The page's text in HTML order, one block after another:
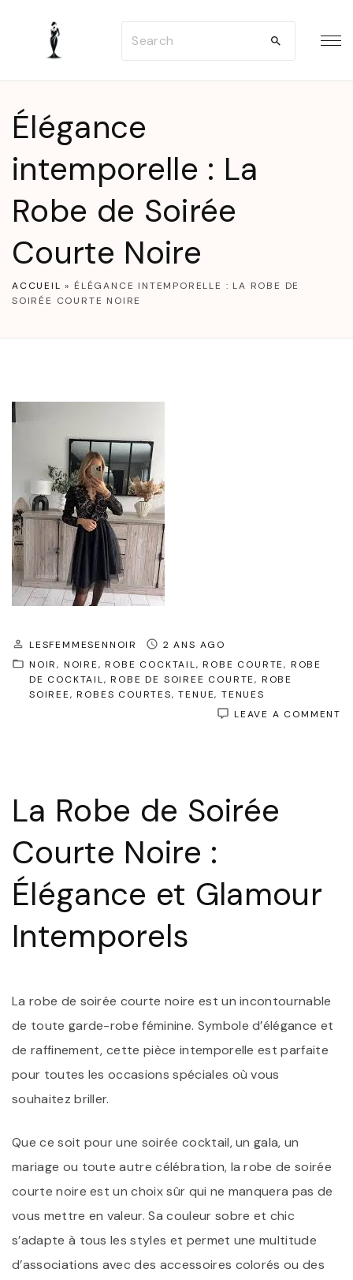
Élégance
intemporelle : La
Robe de Soirée
Courte Noire
ACCUEIL » ÉLÉGANCE INTEMPORELLE : LA ROBE DE
SOIRÉE COURTE NOIRE
LESFEMMESENNOIR
2 ANS AGO
NOIR NOIRE ROBE COCKTAIL ROBE COURTE ROBE
DE COCKTAIL
ROBE DE SOIREE COURTE ROBE
SOIREE
ROBES COURTES TENUE TENUES
LEAVE A COMMENT
La Robe de Soirée
Courte Noire :
Élégance et Glamour
Intemporels
La robe de soirée courte noire est un incontournable
de toute garde-robe féminine. Symbole d’élégance et
de raffinement, cette pièce intemporelle est parfaite
pour toutes les occasions spéciales où vous
souhaitez briller.
Que ce soit pour une soirée cocktail, un gala, un
mariage ou toute autre célébration, la robe de soirée
courte noire est un choix sûr qui ne manquera pas de
vous mettre en valeur. Sa couleur sobre et chic
s’adapte à tous les styles et permet une multitude
d’associations avec des accessoires colorés ou des